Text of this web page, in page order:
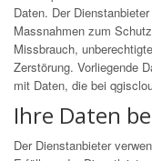
Daten. Der
Massnahmen zum
Missbrauch,
Zerstörung. Vorliegende
mit Daten, die bei
Ihre Daten
Der Dienstanbieter